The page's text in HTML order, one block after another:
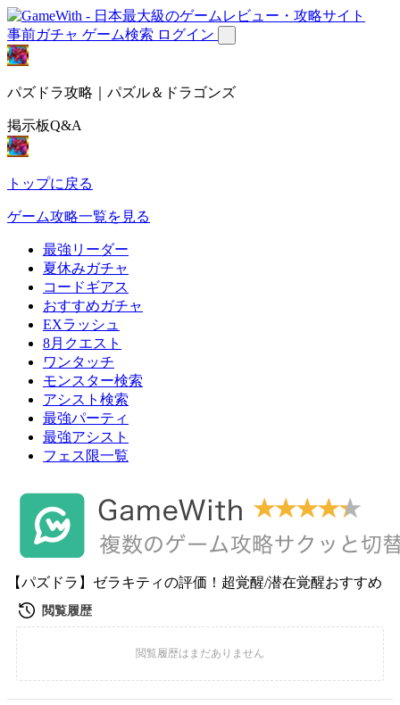
事前ガチャ ゲーム検索 ログイン
パズドラ攻略｜パズル＆ドラゴンズ
掲示板Q&A
トップに戻る
ゲーム攻略一覧を見る
最強リーダー
夏休みガチャ
コードギアス
おすすめガチャ
EXラッシュ
8月クエスト
ワンタッチ
モンスター検索
アシスト検索
最強パーティ
最強アシスト
フェス限一覧
【パズドラ】ゼラキティの評価！超覚醒/潜在覚醒おすすめ